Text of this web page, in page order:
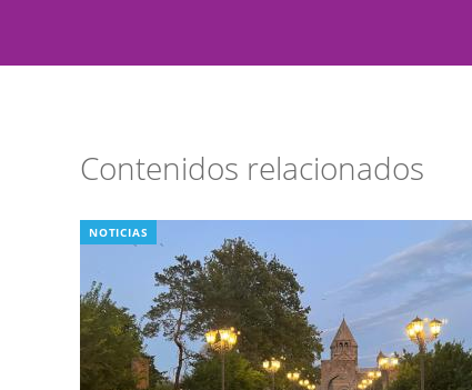
Contenidos relacionados
NOTICIAS